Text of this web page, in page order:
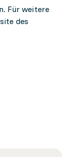
Für weitere
des